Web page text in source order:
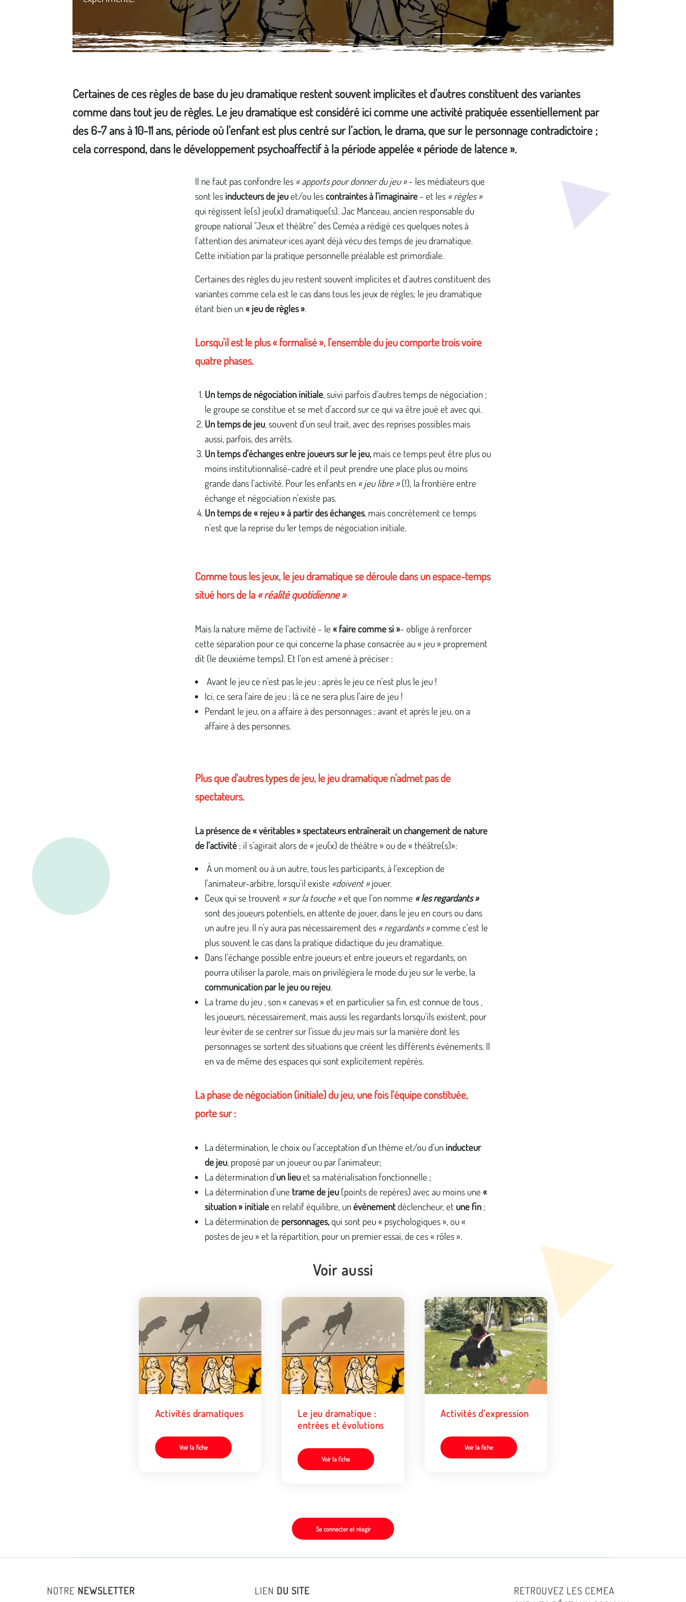
Certaines de ces règles de base du jeu dramatique restent souvent implicites et d'autres constituent des variantes
comme dans tout jeu de règles. Le jeu dramatique est considéré ici comme une activité pratiquée essentiellement par
des 6-7 ans à 10-11 ans, période où l'enfant est plus centré sur l’action, le drama, que sur le personnage contradictoire ;
cela correspond, dans le développement psychoaffectif à la période appelée « période de latence ».
Il ne faut pas confondre les « apports pour donner du jeu »- les médiateurs que
sont les inducteurs de jeuet/ou lescontraintes à l’imaginaire - et les « règles »
qui régissent le(s) jeu(x) dramatique(s). Jac Manceau, ancien responsable du
groupe national "Jeux et théâtre" des Ceméa a rédigé ces quelques notes à
l'attention des animateur·ices ayant déjà vécu des temps de jeu dramatique.
Cette initiation par la pratique personnelle préalable est primordiale.
Certaines des règles du jeu restent souvent implicites et d'autres constituent des
variantes comme cela est le cas dans tous les jeux de règles; le jeu dramatique
étant bien un« jeu de règles ».
Lorsqu'il est le plus « formalisé », l'ensemble du jeu comporte trois voire
quatre phases.
Un temps de négociation initiale, suivi parfois d’autres temps de négociation ;
le groupe se constitue et se met d'accord sur ce qui va être joué et avec qui.
Un temps de jeu, souvent d’un seul trait, avec des reprises possibles mais
aussi, parfois, des arrêts.
Un temps d'échanges entre joueurs sur le jeu,mais ce temps peut être plus ou
moins institutionnalisé-cadré et il peut prendre une place plus ou moins
grande dans l’activité. Pour les enfants en « jeu libre »(!), la frontière entre
échange et négociation n'existe pas.
Un temps de « rejeu » à partir des échanges, mais concrètement ce temps
n’est que la reprise du 1er temps de négociation initiale.
Comme tous les jeux, le jeu dramatique se déroule dans un espace-temps
situé hors de la « réalité quotidienne »
Mais la nature même de l’activité - le « faire comme si »- oblige à renforcer
cette séparation pour ce qui concerne la phase consacrée au « jeu » proprement
dit (le deuxième temps). Et l’on est amené à préciser :
Avant le jeu ce n’est pas le jeu ; après le jeu ce n’est plus le jeu !
Ici, ce sera l'aire de jeu ; là ce ne sera plus l'aire de jeu !
Pendant le jeu, on a affaire à des personnages ; avant et après le jeu, on a
affaire à des personnes.
Plus que d'autres types de jeu, le jeu dramatique n'admet pas de
spectateurs.
La présence de « véritables » spectateurs entraînerait un changement de nature
de l’activité ; il s'agirait alors de « jeu(x) de théâtre » ou de « théâtre(s)»:
À un moment ou à un autre, tous les participants, à l'exception de
l'animateur-arbitre, lorsqu'il existe «doivent »jouer.
Ceux qui se trouvent « sur la touche »et que l’on nomme « les regardants »
sont des joueurs potentiels, en attente de jouer, dans le jeu en cours ou dans
un autre jeu. Il n'y aura pas nécessairement des « regardants »comme c’est le
plus souvent le cas dans la pratique didactique du jeu dramatique.
Dans l'échange possible entre joueurs et entre joueurs et regardants, on
pourra utiliser la parole, mais on privilégiera le mode du jeu sur le verbe, la
communication par le jeu ou rejeu.
La trame du jeu , son « canevas » et en particulier sa fin, est connue de tous ,
les joueurs, nécessairement, mais aussi les regardants lorsqu'ils existent, pour
leur éviter de se centrer sur l'issue du jeu mais sur la manière dont les
personnages se sortent des situations que créent les différents événements. Il
en va de même des espaces qui sont explicitement repérés.
La phase de négociation (initiale) du jeu, une fois l'équipe constituée,
porte sur :
La détermination, le choix ou l'acceptation d’un thème et/ou d’un inducteur
de jeu, proposé par un joueur ou par l'animateur;
La détermination d’un lieuet sa matérialisation fonctionnelle ;
La détermination d’une trame de jeu(points de repères) avec au moins une «
situation » initialeen relatif équilibre, unévénementdéclencheur, et une fin;
La détermination de personnages,qui sont peu « psychologiques », ou «
postes de jeu » et la répartition, pour un premier essai, de ces « rôles ».
Voir aussi
Activités dramatiques
Voir la fiche
Le jeu dramatique :
entrées et évolutions
Voir la fiche
Activités d'expression
Voir la fiche
Se connecter et réagir
NOTRE NEWSLETTER LIEN DU SITE
RETROUVEZ LES CEMEA